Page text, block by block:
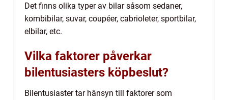
Det finns olika typer av bilar såsom sedaner,
kombibilar, suvar, coupéer, cabrioleter, sportbilar,
elbilar, etc.
Vilka faktorer påverkar
bilentusiasters köpbeslut?
Bilentusiaster tar hänsyn till faktorer som